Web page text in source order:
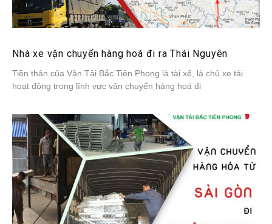
Nhà xe vận chuyển hàng hoá đi ra Thái Nguyên
Tiền thân của Vận Tải Bắc Tiên Phong là tài xế, là chủ xe tải
hoạt động trong lĩnh vực vận chuyển hàng hoá đi